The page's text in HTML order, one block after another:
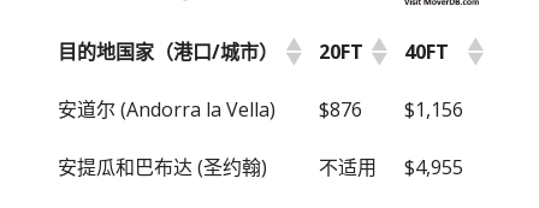
目的地国家（港口/城市） 20FT
40FT
目的地国家（港口/城市）
20FT 40FT
安道尔 (Andorra la Vella) $876 $1,156
安提瓜和巴布达 (圣约翰) 不适用 $4,955